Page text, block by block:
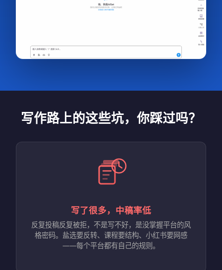
写作路上的这些坑，你踩过吗？
写了很多，中稿率低
反复投稿反复被拒，不是写不好，是没掌握平台的风
格密码。盐选要反转、课程要结构、小红书要网感
——每个平台都有自己的规则。